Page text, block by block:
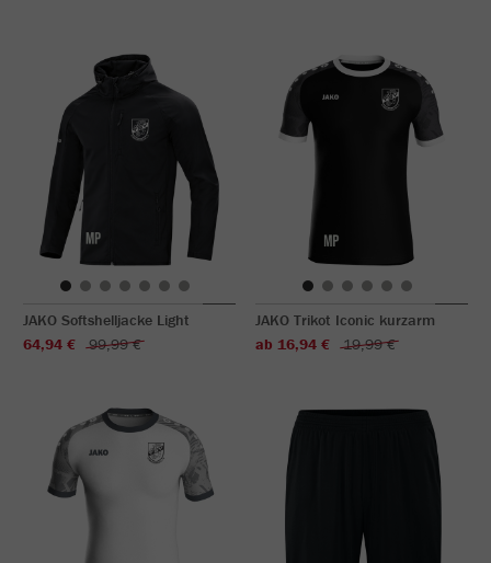
JAKO Softshelljacke Light
64,94 €
99,99 €
JAKO Trikot Iconic kurzarm
ab 16,94 €
19,99 €